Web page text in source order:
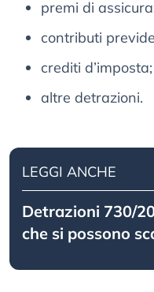
premi di
contributi
crediti d’imposta;
altre detrazioni.
LEGGI ANCHE
Detrazioni 730/
che si possono